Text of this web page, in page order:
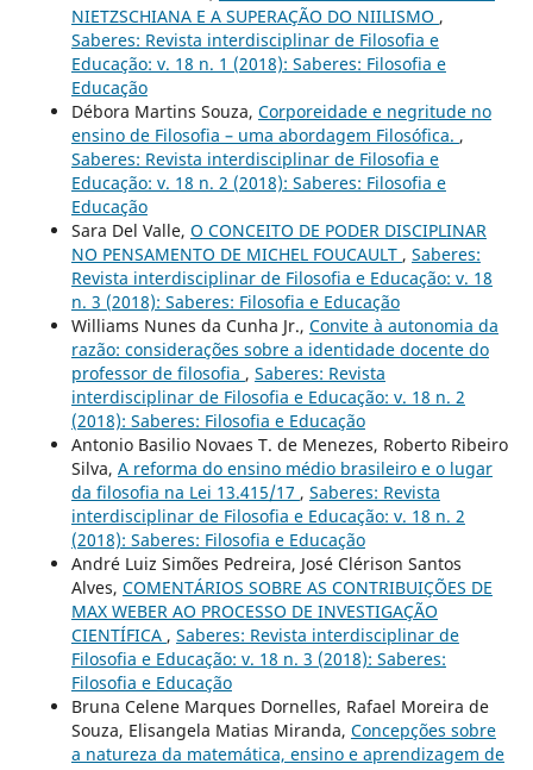
NIETZSCHIANA E A SUPERAÇÃO DO NIILISMO ,
Saberes: Revista interdisciplinar de Filosofia e
Educação: v. 18 n. 1 (2018): Saberes: Filosofia e
Educação
Débora Martins Souza, Corporeidade e negritude no
ensino de Filosofia – uma abordagem Filosófica. ,
Saberes: Revista interdisciplinar de Filosofia e
Educação: v. 18 n. 2 (2018): Saberes: Filosofia e
Educação
Sara Del Valle, O CONCEITO DE PODER DISCIPLINAR
NO PENSAMENTO DE MICHEL FOUCAULT , Saberes:
Revista interdisciplinar de Filosofia e Educação: v. 18
n. 3 (2018): Saberes: Filosofia e Educação
Williams Nunes da Cunha Jr., Convite à autonomia da
razão: considerações sobre a identidade docente do
professor de filosofia , Saberes: Revista
interdisciplinar de Filosofia e Educação: v. 18 n. 2
(2018): Saberes: Filosofia e Educação
Antonio Basilio Novaes T. de Menezes, Roberto Ribeiro
Silva, A reforma do ensino médio brasileiro e o lugar
da filosofia na Lei 13.415/17 , Saberes: Revista
interdisciplinar de Filosofia e Educação: v. 18 n. 2
(2018): Saberes: Filosofia e Educação
André Luiz Simões Pedreira, José Clérison Santos
Alves, COMENTÁRIOS SOBRE AS CONTRIBUIÇÕES DE
MAX WEBER AO PROCESSO DE INVESTIGAÇÃO
CIENTÍFICA , Saberes: Revista interdisciplinar de
Filosofia e Educação: v. 18 n. 3 (2018): Saberes:
Filosofia e Educação
Bruna Celene Marques Dornelles, Rafael Moreira de
Souza, Elisangela Matias Miranda, Concepções sobre
a natureza da matemática, ensino e aprendizagem de